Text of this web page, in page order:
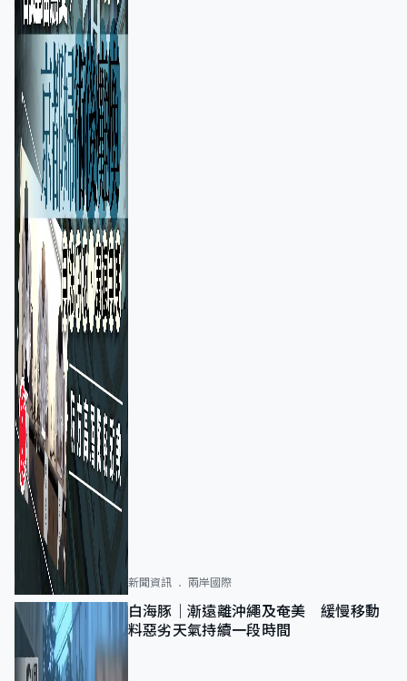
新聞資訊 兩岸國際
白海豚｜漸遠離沖繩及奄美 緩慢移動
料惡劣天氣持續一段時間